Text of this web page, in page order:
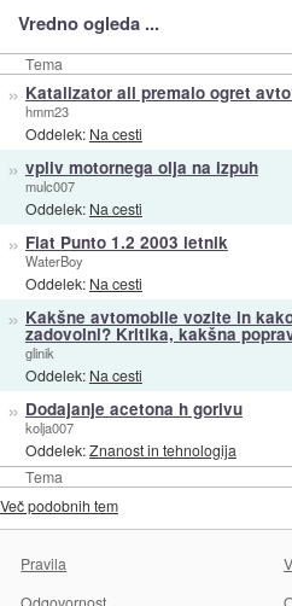
Vredno ogleda ...
Tema
Tema
» Katalizator ali premalo ogret
hmm23
Oddelek: Na cesti
» vpliv motornega olja na izpuh
mulc007
Oddelek: Na cesti
» Fiat Punto 1.2 2003 letnik
WaterBoy
Oddelek: Na cesti
» Kakšne avtomobile vozite in
zadovolni? Kritika, kakšna
glinik
Oddelek: Na cesti
» Dodajanje acetona h gorivu
kolja007
Oddelek:Znanost in tehnologija
Več podobnih tem
Pravila
Odgovornost